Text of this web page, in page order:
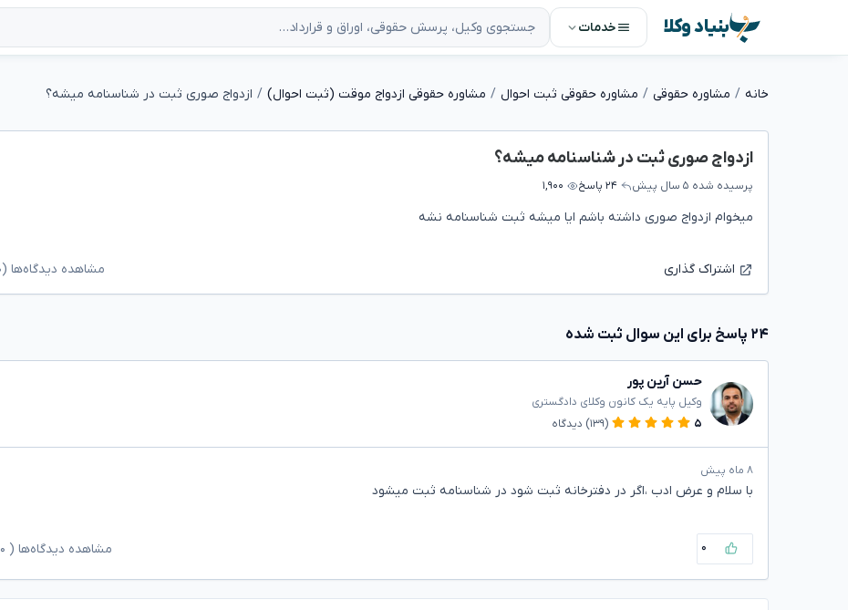
بنیاد وکلا خدمات
خانه مشاوره حقوقی مشاوره حقوقی ثبت احوال مشاوره حقوقی ازدواج موقت (ثبت احوال) ازدواج صوری ثبت در شناسنامه میشه؟
ازدواج صوری ثبت در شناسنامه میشه؟
پرسیده شده ۵ سال پیش ۲۴ پاسخ ۱,۹۰۰
میخوام ازدواج صوری داشته باشم ایا میشه ثبت شناسنامه نشه
اشتراک گذاری مشاهده دیدگاه‌ها (۰)
۲۴ پاسخ برای این سوال ثبت شده
حسن آرین پور
وکیل پایه یک کانون وکلای دادگستری
۵
(۱۳۹) دیدگاه
۸ ماه پیش
با سلام و عرض ادب ،اگر در دفترخانه ثبت شود در شناسنامه ثبت میشود
۰ مشاهده دیدگاه‌ها ( ۰